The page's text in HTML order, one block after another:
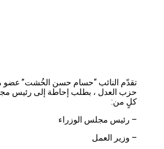
تقدّم النائب “حسام حسن الخُشت” عضو مجلس
حزب العدل ، بطلب إحاطة إلى رئيس مجلس
كلٍ من:
– رئيس مجلس الوزراء
– وزير العمل